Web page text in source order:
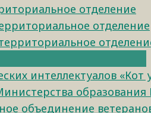
отделение
отделение
интеллектуалов «Кот
образования
объединение